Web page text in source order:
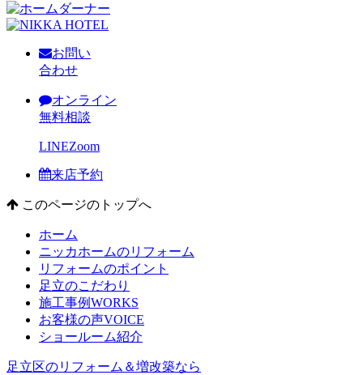
お問い
合わせ
オンライン
無料相談
LINEZoom
来店予約
このページのトップへ
ホーム
ニッカホームのリフォーム
リフォームのポイント
足立のこだわり
施工事例WORKS
お客様の声VOICE
ショールーム紹介
足立区のリフォーム＆増改築なら